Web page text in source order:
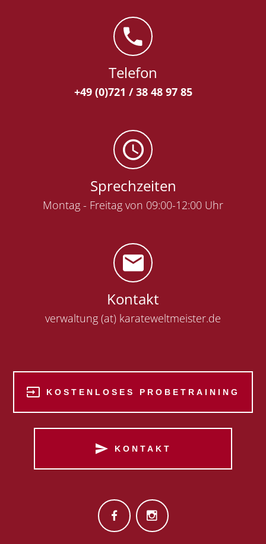
Telefon
+49 (0)721 / 38 48 97 85
Sprechzeiten
Montag - Freitag von 09:00-12:00 Uhr
Kontakt
verwaltung (at) karateweltmeister.de
KOSTENLOSES PROBETRAINING
KONTAKT